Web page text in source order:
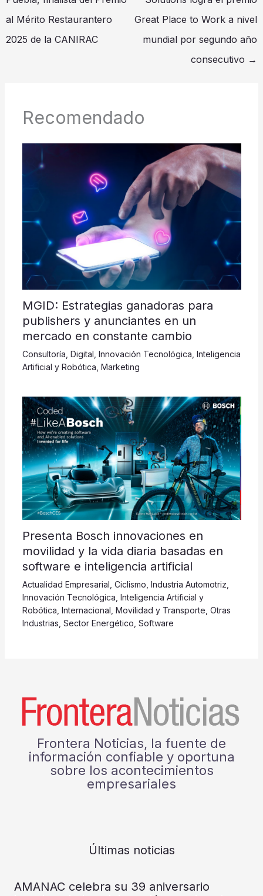
al Mérito Restaurantero
2025 de la CANIRAC
Great Place to Work a nivel
mundial por segundo año
consecutivo →
Recomendado
MGID: Estrategias ganadoras para
publishers y anunciantes en un
mercado en constante cambio
Consultoría Digital Innovación Tecnológica Inteligencia
Artificial y Robótica Marketing
Presenta Bosch innovaciones en
movilidad y la vida diaria basadas en
software e inteligencia artificial
Actualidad Empresarial Ciclismo Industria Automotriz
Innovación Tecnológica Inteligencia Artificial y
Robótica Internacional Movilidad y Transporte Otras
Industrias Sector Energético Software
Frontera Noticias, la fuente de
información confiable y oportuna
sobre los acontecimientos
empresariales
Últimas noticias
AMANAC celebra su 39 aniversario